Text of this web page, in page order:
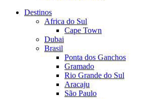
Destinos
Africa do Sul
Cape Town
Dubai
Brasil
Ponta dos Ganchos
Gramado
Rio Grande do Sul
Aracaju
São Paulo